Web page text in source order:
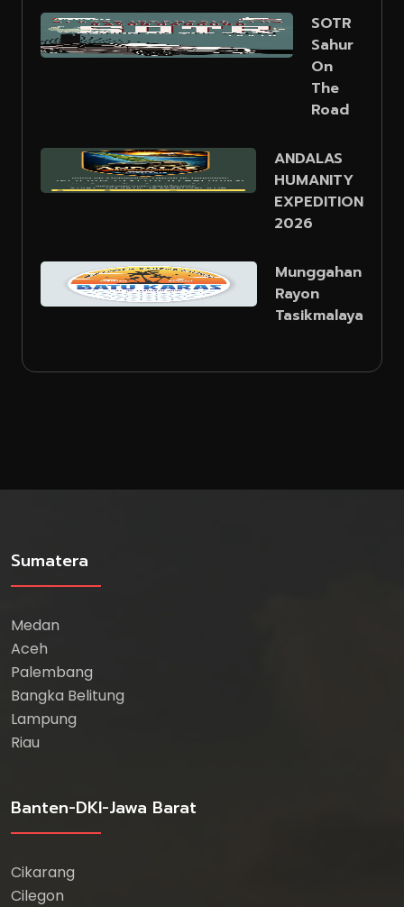
SOTR
Sahur
On
The
Road
ANDALAS
HUMANITY
EXPEDITION
2026
Munggahan
Rayon
Tasikmalaya
Sumatera
Medan
Aceh
Palembang
Bangka Belitung
Lampung
Riau
Banten-DKI-Jawa Barat
Cikarang
Cilegon